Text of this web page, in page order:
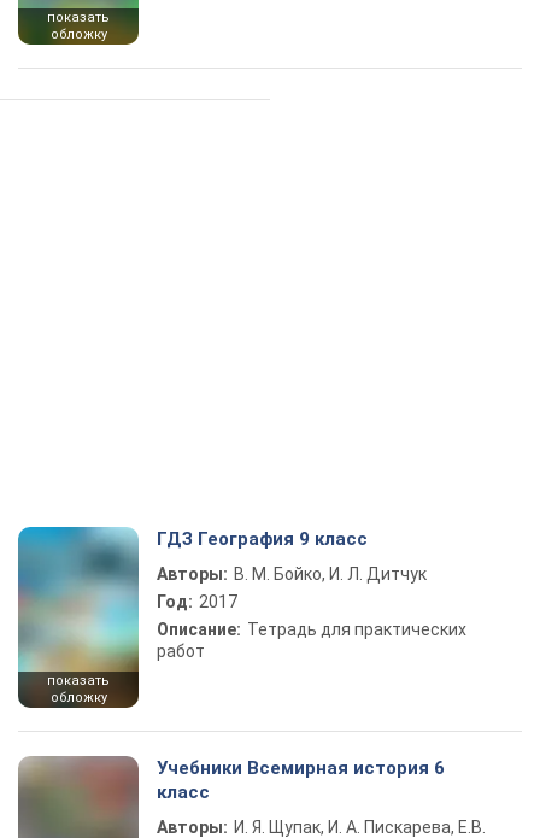
показать
обложку
показать
обложку
ГДЗ География 9 класс
Авторы: В. М. Бойко, И. Л. Дитчук
Год: 2017
Описание: Тетрадь для практических
работ
Учебники Всемирная история 6
класс
Авторы: И. Я. Щупак, И. А. Пискарева, Е.В.